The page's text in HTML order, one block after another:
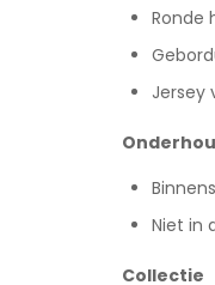
Ronde
Jersey
Niet in
Collectie